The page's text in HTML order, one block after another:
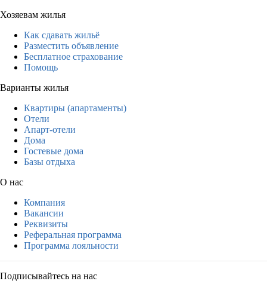
Хозяевам жилья
Как сдавать жильё
Разместить объявление
Бесплатное страхование
Помощь
Варианты жилья
Квартиры (апартаменты)
Отели
Апарт-отели
Дома
Гостевые дома
Базы отдыха
О нас
Компания
Вакансии
Реквизиты
Реферальная программа
Программа лояльности
Подписывайтесь на нас